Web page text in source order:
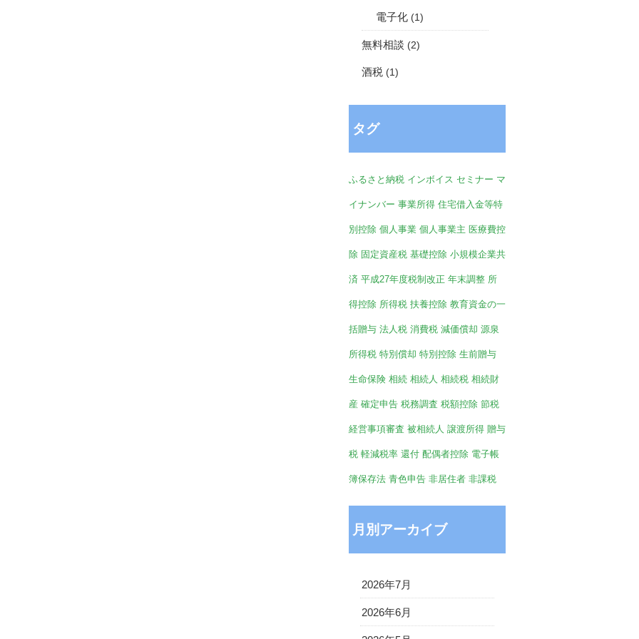
電子化 (1)
無料相談 (2)
酒税 (1)
タグ
ふるさと納税 インボイス セミナー マ
イナンバー 事業所得 住宅借入金等特
別控除 個人事業 個人事業主 医療費控
除 固定資産税 基礎控除 小規模企業共
済 平成27年度税制改正 年末調整 所
得控除 所得税 扶養控除 教育資金の一
括贈与 法人税 消費税 減価償却 源泉
所得税 特別償却 特別控除 生前贈与
生命保険 相続 相続人 相続税 相続財
産 確定申告 税務調査 税額控除 節税
経営事項審査 被相続人 譲渡所得 贈与
税 軽減税率 還付 配偶者控除 電子帳
簿保存法 青色申告 非居住者 非課税
月別アーカイブ
2026年7月
2026年6月